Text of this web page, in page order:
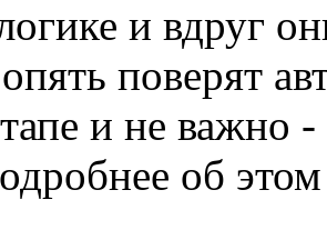
и вдруг
поверят
и не важно
об